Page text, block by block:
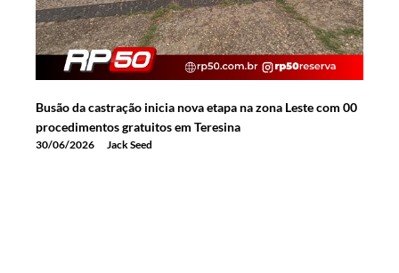
Busão da castração inicia nova etapa na zona Leste com 00
procedimentos gratuitos em Teresina
30/06/2026 Jack Seed